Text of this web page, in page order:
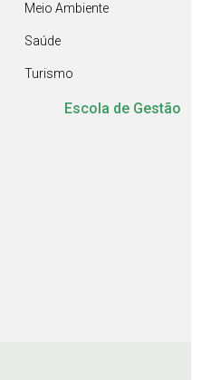
Meio Ambiente
Saúde
Turismo
Escola de Gestão